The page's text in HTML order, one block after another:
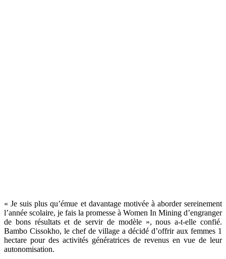
« Je suis plus qu’émue et davantage motivée à aborder sereinement
l’année scolaire, je fais la promesse à Women In Mining d’engranger
de bons résultats et de servir de modèle », nous a-t-elle confié.
Bambo Cissokho, le chef de village a décidé d’offrir aux femmes 1
hectare pour des activités génératrices de revenus en vue de leur
autonomisation.